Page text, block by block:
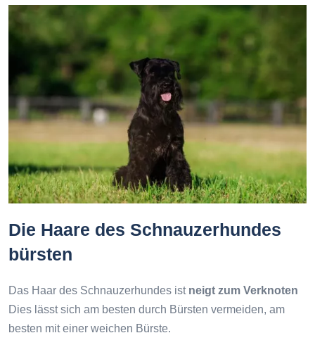
Die Haare des Schnauzerhundes
bürsten
Das Haar des Schnauzerhundes ist neigt zum Verknoten
Dies lässt sich am besten durch Bürsten vermeiden, am
besten mit einer weichen Bürste.